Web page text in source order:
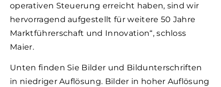
operativen Steuerung erreicht haben, sind wir
hervorragend aufgestellt für weitere 50 Jahre
Marktführerschaft und Innovation“, schloss
Maier.
Unten finden Sie Bilder und Bildunterschriften
in niedriger Auflösung. Bilder in hoher Auflösung